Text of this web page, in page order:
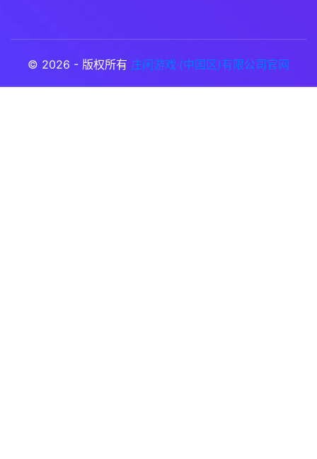
© 2026 - 版权所有 庄闲游戏·(中国区)有限公司官网